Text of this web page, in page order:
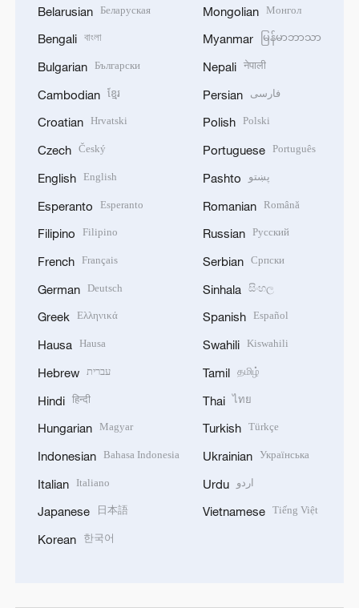
Belarusian Беларуская
Bengali বাংলা
Bulgarian Български
Cambodian ខ្មែរ
Croatian Hrvatski
Czech Český
English English
Esperanto Esperanto
Filipino Filipino
French Français
German Deutsch
Greek Ελληνικά
Hausa Hausa
Hebrew עברית
Hindi हिन्दी
Hungarian Magyar
Indonesian Bahasa Indonesia
Italian Italiano
Japanese 日本語
Korean 한국어
Mongolian Монгол
Myanmar မြန်မာဘာသာ
Nepali नेपाली
Persian فارسی
Polish Polski
Portuguese Português
Pashto پښتو
Romanian Română
Russian Русский
Serbian Српски
Sinhala සිංහල
Spanish Español
Swahili Kiswahili
Tamil தமிழ்
Thai ไทย
Turkish Türkçe
Ukrainian Українська
Urdu اردو
Vietnamese Tiếng Việt